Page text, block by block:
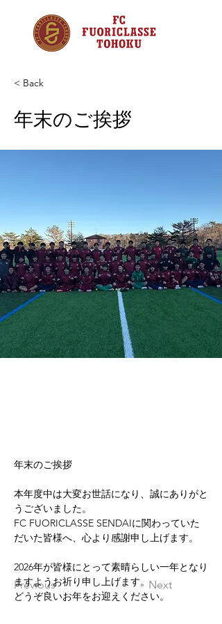
< Back
年末のご挨拶
Previous Next
年末のご挨拶
本年度中は大変お世話になり、誠にありがと
うございました。
FC FUORICLASSE SENDAIに関わっていた
だいた皆様へ、心より感謝申し上げます。
2026年が皆様にとって素晴らしい一年となり
ますようお祈り申し上げます。
どうぞ良いお年をお迎えください。